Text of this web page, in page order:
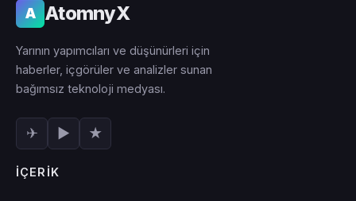
A AtomnyX
Yarının yapımcıları ve düşünürleri için
haberler, içgörüler ve analizler sunan
bağımsız teknoloji medyası.
✈ ▶ ★
İÇERIK